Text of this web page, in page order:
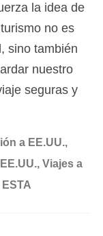
la idea de
no es
sino también
nuestro
seguras y
a EE.UU.,
, Viajes a